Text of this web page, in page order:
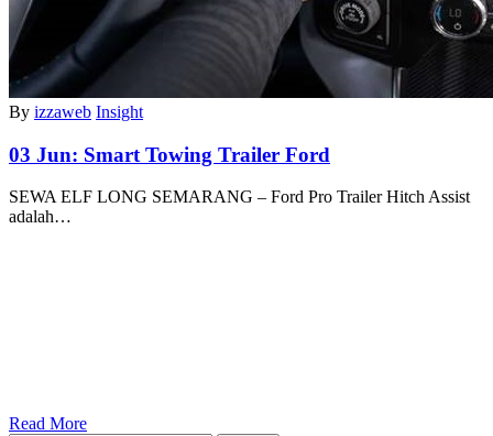
By izzaweb Insight
03 Jun: Smart Towing Trailer Ford
SEWA ELF LONG SEMARANG – Ford Pro Trailer Hitch Assist
adalah…
Read More